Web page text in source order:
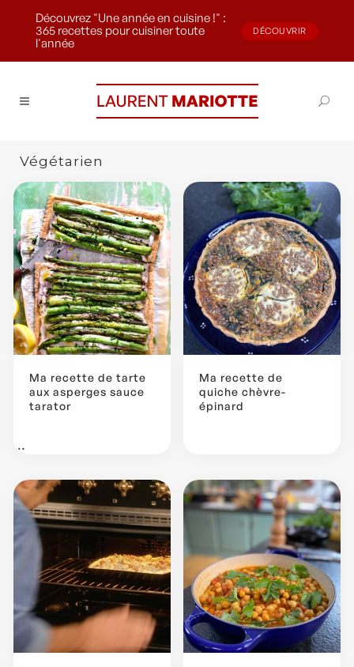
Découvrez "Une année en cuisine !" :
365 recettes pour cuisiner toute
l'année
DÉCOUVRIR
Végétarien
Ma recette de tarte
aux asperges sauce
tarator
...
Ma recette de
quiche chèvre-
épinard